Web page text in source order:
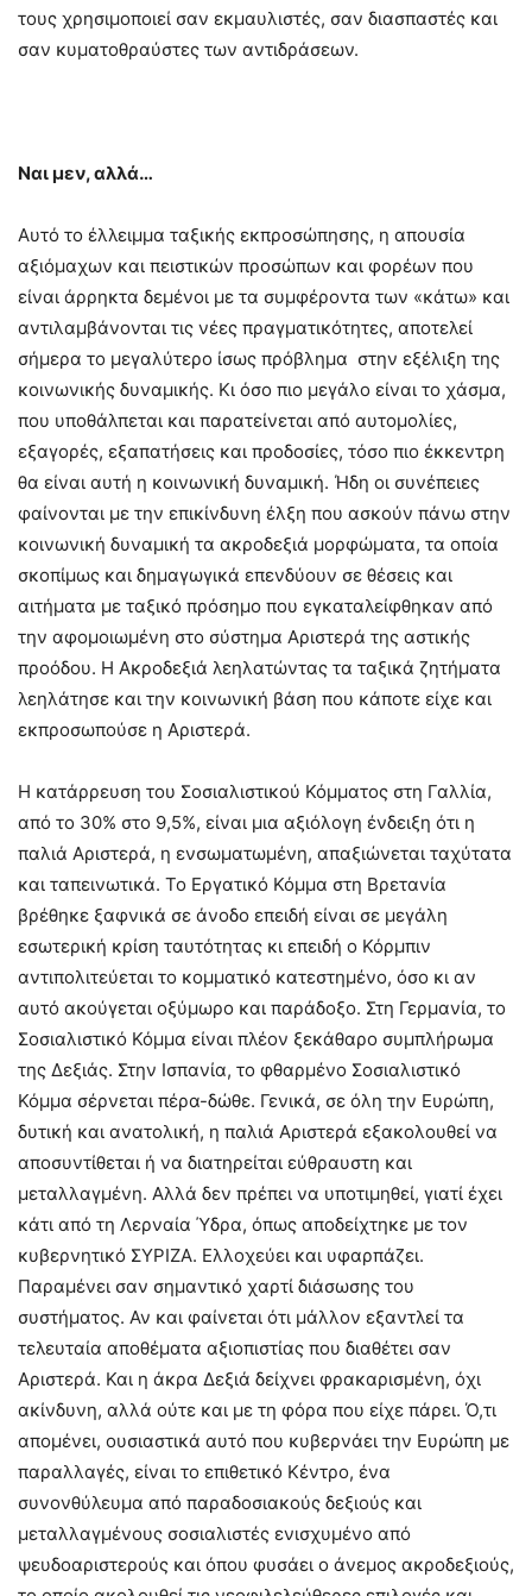
τους χρησιμοποιεί σαν εκμαυλιστές, σαν διασπαστές και
σαν κυματοθραύστες των αντιδράσεων.
Ναι μεν, αλλά…
Αυτό το έλλειμμα ταξικής εκπροσώπησης, η απουσία
αξιόμαχων και πειστικών προσώπων και φορέων που
είναι άρρηκτα δεμένοι με τα συμφέροντα των «κάτω» και
αντιλαμβάνονται τις νέες πραγματικότητες, αποτελεί
σήμερα το μεγαλύτερο ίσως πρόβλημα στην εξέλιξη της
κοινωνικής δυναμικής. Κι όσο πιο μεγάλο είναι το χάσμα,
που υποθάλπεται και παρατείνεται από αυτομολίες,
εξαγορές, εξαπατήσεις και προδοσίες, τόσο πιο έκκεντρη
θα είναι αυτή η κοινωνική δυναμική. Ήδη οι συνέπειες
φαίνονται με την επικίνδυνη έλξη που ασκούν πάνω στην
κοινωνική δυναμική τα ακροδεξιά μορφώματα, τα οποία
σκοπίμως και δημαγωγικά επενδύουν σε θέσεις και
αιτήματα με ταξικό πρόσημο που εγκαταλείφθηκαν από
την αφομοιωμένη στο σύστημα Αριστερά της αστικής
προόδου. Η Ακροδεξιά λεηλατώντας τα ταξικά ζητήματα
λεηλάτησε και την κοινωνική βάση που κάποτε είχε και
εκπροσωπούσε η Αριστερά.
Η κατάρρευση του Σοσιαλιστικού Κόμματος στη Γαλλία,
από το 30% στο 9,5%, είναι μια αξιόλογη ένδειξη ότι η
παλιά Αριστερά, η ενσωματωμένη, απαξιώνεται ταχύτατα
και ταπεινωτικά. Το Εργατικό Κόμμα στη Βρετανία
βρέθηκε ξαφνικά σε άνοδο επειδή είναι σε μεγάλη
εσωτερική κρίση ταυτότητας κι επειδή ο Κόρμπιν
αντιπολιτεύεται το κομματικό κατεστημένο, όσο κι αν
αυτό ακούγεται οξύμωρο και παράδοξο. Στη Γερμανία, το
Σοσιαλιστικό Κόμμα είναι πλέον ξεκάθαρο συμπλήρωμα
της Δεξιάς. Στην Ισπανία, το φθαρμένο Σοσιαλιστικό
Κόμμα σέρνεται πέρα-δώθε. Γενικά, σε όλη την Ευρώπη,
δυτική και ανατολική, η παλιά Αριστερά εξακολουθεί να
αποσυντίθεται ή να διατηρείται εύθραυστη και
μεταλλαγμένη. Αλλά δεν πρέπει να υποτιμηθεί, γιατί έχει
κάτι από τη Λερναία Ύδρα, όπως αποδείχτηκε με τον
κυβερνητικό ΣΥΡΙΖΑ. Ελλοχεύει και υφαρπάζει.
Παραμένει σαν σημαντικό χαρτί διάσωσης του
συστήματος. Αν και φαίνεται ότι μάλλον εξαντλεί τα
τελευταία αποθέματα αξιοπιστίας που διαθέτει σαν
Αριστερά. Και η άκρα Δεξιά δείχνει φρακαρισμένη, όχι
ακίνδυνη, αλλά ούτε και με τη φόρα που είχε πάρει. Ό,τι
απομένει, ουσιαστικά αυτό που κυβερνάει την Ευρώπη με
παραλλαγές, είναι το επιθετικό Κέντρο, ένα
συνονθύλευμα από παραδοσιακούς δεξιούς και
μεταλλαγμένους σοσιαλιστές ενισχυμένο από
ψευδοαριστερούς και όπου φυσάει ο άνεμος ακροδεξιούς,